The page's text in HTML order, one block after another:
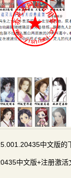
中文版的
中文版+注册激